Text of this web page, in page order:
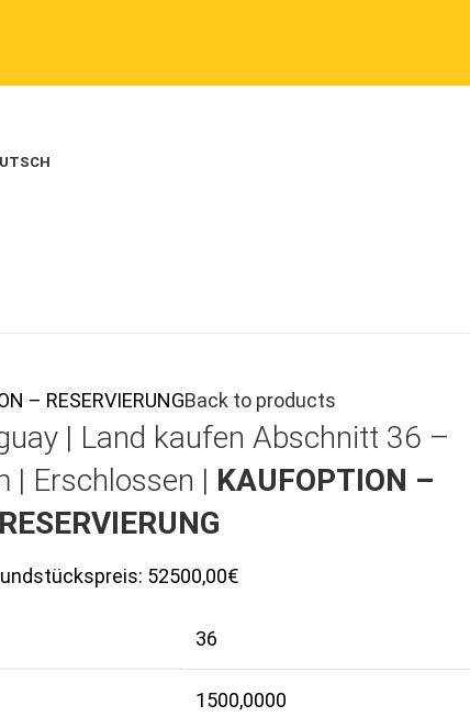
– RESERVIERUNGBack to products
| Land kaufen Abschnitt 36 –
| Erschlossen | KAUFOPTION –
RESERVIERUNG
52500,00€
36
1500,0000